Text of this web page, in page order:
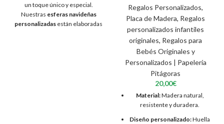
un toque único y especial.
Nuestras esferas navideñas
personalizadas están elaboradas
Regalos Personalizados,
Placa de Madera, Regalos
personalizados infantiles
originales, Regalos para
Bebés Originales y
Personalizados | Papelería
Pitágoras
20,00€
Material:Madera natural,
resistente y duradera.
Diseño personalizado:Huella